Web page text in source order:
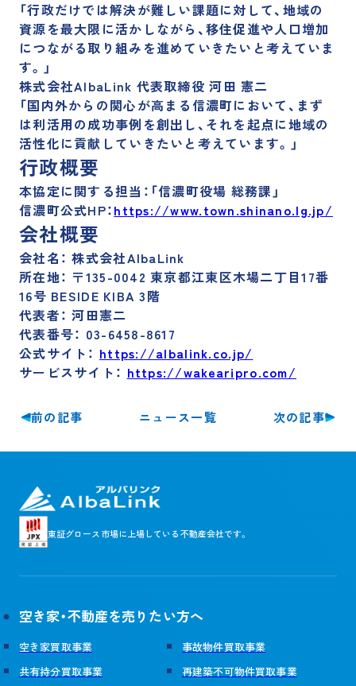
「行政だけでは解決が難しい課題に対して、地域の
資源を最大限に活かしながら、移住促進や人口増加
につながる取り組みを進めていきたいと考えていま
す。」
株式会社AlbaLink 代表取締役 河田 憲二
「国内外からの関心が高まる信濃町において、まず
は利活用の成功事例を創出し、それを起点に地域の
活性化に貢献していきたいと考えています。」
行政概要
本協定に関する担当：「信濃町役場 総務課」
信濃町公式HP：https://www.town.shinano.lg.jp/
会社概要
会社名： 株式会社AlbaLink
所在地： 〒135-0042 東京都江東区木場二丁目17番
16号 BESIDE KIBA 3階
代表者： 河田憲二
代表番号： 03-6458-8617
公式サイト： https://albalink.co.jp/
サービスサイト： https://wakearipro.com/
前の記事 ニュース一覧 次の記事
東証グロース市場に上場している不動産会社です。
空き家・不動産を売りたい方へ
空き家買取事業
事故物件買取事業
共有持分買取事業
再建築不可物件買取事業